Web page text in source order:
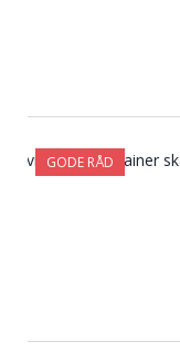
GODE RÅD